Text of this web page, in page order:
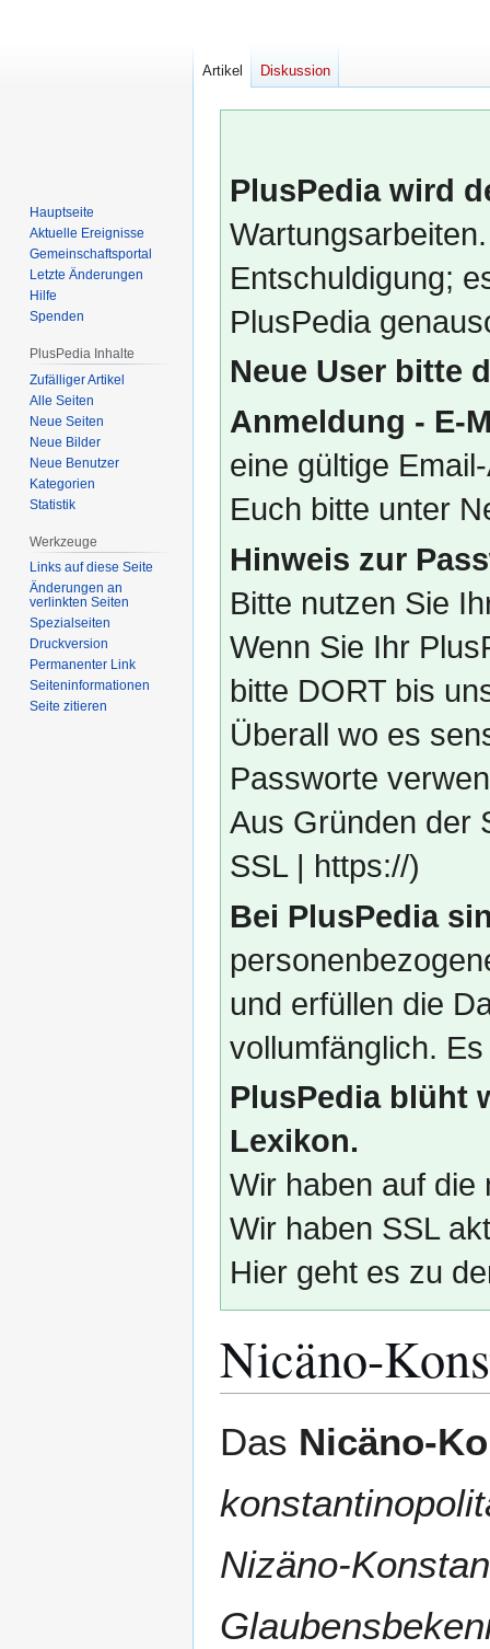
PlusPedia wird
Entschuldigung;
PlusPedia
Neue User bitte
Anmeldung - E-
eine gültige
Euch bitte unter
Hinweis zur
Bitte nutzen Sie
Wenn Sie Ihr
bitte DORT bis
Überall wo es
Passworte
Aus Gründen der
SSL | https://)
Bei PlusPedia
und erfüllen die
vollumfänglich.
PlusPedia blüht
Lexikon.
Wir haben auf die
Wir haben SSL
Hier geht es zu
Nicäno-
Navigation
Suche
Das Nicäno-
Nizäno-
Artikel Diskussion
Hauptseite
Aktuelle Ereignisse
Gemeinschafts­portal
Letzte Änderungen
Hilfe
Spenden
PlusPedia Inhalte
Zufälliger Artikel
Alle Seiten
Neue Seiten
Neue Bilder
Neue Benutzer
Kategorien
Statistik
Werkzeuge
Links auf diese Seite
Änderungen an
verlinkten Seiten
Spezialseiten
Druckversion
Permanenter Link
Seiten­­informationen
Seite zitieren